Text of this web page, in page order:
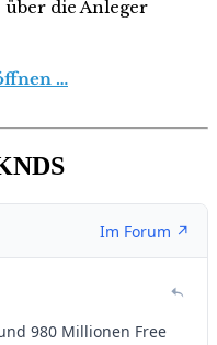
die Anleger
…